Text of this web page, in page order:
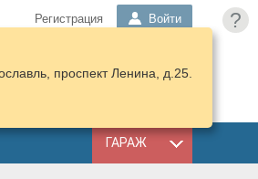
?
Регистрация Войти
КОРЗИНА
ГАРАЖ
проспект Ленина, д.25.